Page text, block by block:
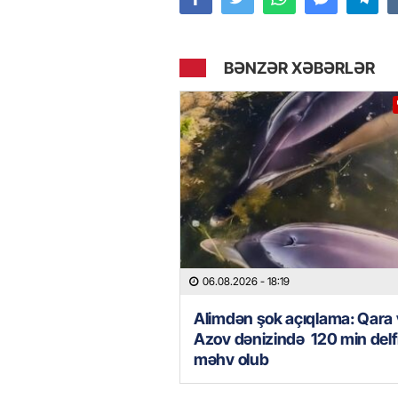
BƏNZƏR XƏBƏRLƏR
06.08.2026 - 18:19
Alimdən şok açıqlama: Qara
Azov dənizində 120 min
məhv olub